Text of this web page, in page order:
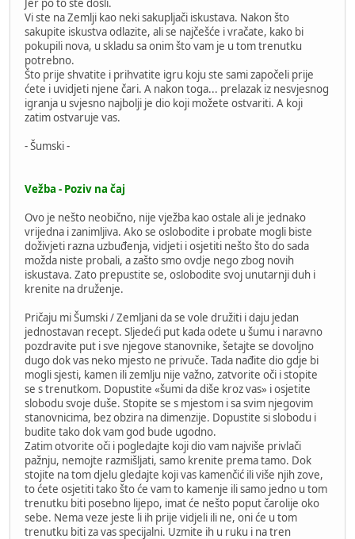
Jer po to ste došli.
Vi ste na Zemlji kao neki sakupljači iskustava. Nakon što
sakupite iskustva odlazite, ali se najčešće i vračate, kako bi
pokupili nova, u skladu sa onim što vam je u tom trenutku
potrebno.
Što prije shvatite i prihvatite igru koju ste sami započeli prije
ćete i uvidjeti njene čari. A nakon toga... prelazak iz nesvjesnog
igranja u svjesno najbolji je dio koji možete ostvariti. A koji
zatim ostvaruje vas.
- Šumski -
Vežba - Poziv na čaj
Ovo je nešto neobično, nije vježba kao ostale ali je jednako
vrijedna i zanimljiva. Ako se oslobodite i probate mogli biste
doživjeti razna uzbuđenja, vidjeti i osjetiti nešto što do sada
možda niste probali, a zašto smo ovdje nego zbog novih
iskustava. Zato prepustite se, oslobodite svoj unutarnji duh i
krenite na druženje.
Pričaju mi Šumski / Zemljani da se vole družiti i daju jedan
jednostavan recept. Sljedeći put kada odete u šumu i naravno
pozdravite put i sve njegove stanovnike, šetajte se dovoljno
dugo dok vas neko mjesto ne privuče. Tada nađite dio gdje bi
mogli sjesti, kamen ili zemlju nije važno, zatvorite oči i stopite
se s trenutkom. Dopustite «šumi da diše kroz vas» i osjetite
slobodu svoje duše. Stopite se s mjestom i sa svim njegovim
stanovnicima, bez obzira na dimenzije. Dopustite si slobodu i
budite tako dok vam god bude ugodno.
Zatim otvorite oči i pogledajte koji dio vam najviše privlači
pažnju, nemojte razmišljati, samo krenite prema tamo. Dok
stojite na tom djelu gledajte koji vas kamenčić ili više njih zove,
to ćete osjetiti tako što će vam to kamenje ili samo jedno u tom
trenutku biti posebno lijepo, imat će nešto poput čarolije oko
sebe. Nema veze jeste li ih prije vidjeli ili ne, oni će u tom
trenutku biti za vas specijalni. Uzmite ih u ruku i na tren